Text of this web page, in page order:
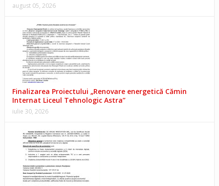
august 05, 2026
Finalizarea Proiectului „Renovare energetică Cămin
Internat Liceul Tehnologic Astra”
iulie 30, 2026